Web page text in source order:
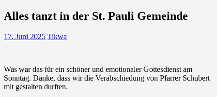
Alles tanzt in der St. Pauli Gemeinde
17. Juni 2025 Tikwa
Was war das für ein schöner und emotionaler Gottesdienst am
Sonntag. Danke, dass wir die Verabschiedung von Pfarrer Schubert
mit gestalten durften.